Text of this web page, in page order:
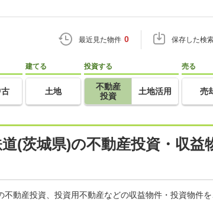
最近見た物件 0 保存した検
建てる
土地
投資する
不動産
投資
土地活用
売る
売
(茨城県)の不動産投資・収益
不動産投資、投資用不動産などの収益物件・投資物件